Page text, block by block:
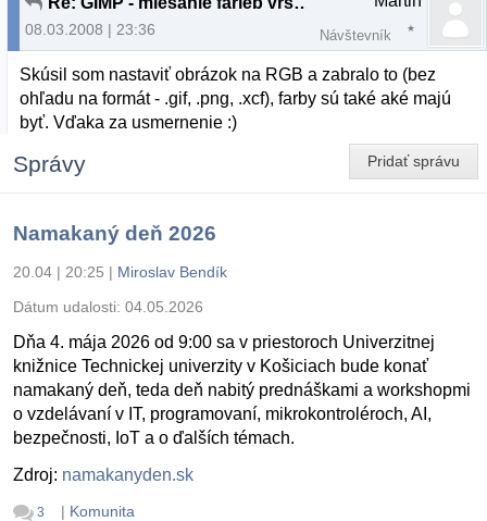
08.03.2008 | 23:36 Návštevník
Skúsil som nastaviť obrázok na RGB a zabralo to (bez
ohľadu na formát - .gif, .png, .xcf), farby sú také aké majú
byť. Vďaka za usmernenie :)
Pridať správu
Správy
Namakaný deň 2026
20.04 | 20:25 | Miroslav Bendík
Dátum udalosti: 04.05.2026
Dňa 4. mája 2026 od 9:00 sa v priestoroch Univerzitnej
knižnice Technickej univerzity v Košiciach bude konať
namakaný deň, teda deň nabitý prednáškami a workshopmi
o vzdelávaní v IT, programovaní, mikrokontroléroch, AI,
bezpečnosti, IoT a o ďalších témach.
Zdroj: namakanyden.sk
3 | Komunita